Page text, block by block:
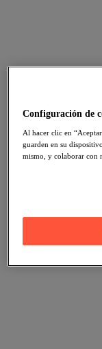
Configuración de
Al hacer clic en
guarden en su
mismo, y colaborar con